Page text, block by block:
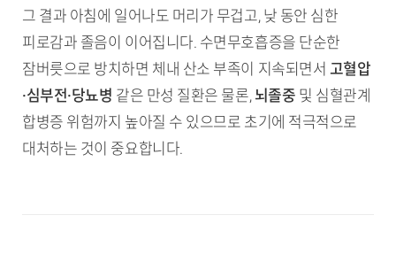
그 결과 아침에 일어나도 머리가 무겁고, 낮 동안 심한
피로감과 졸음이 이어집니다. 수면무호흡증을 단순한
잠버릇으로 방치하면 체내 산소 부족이 지속되면서 고혈압
·심부전·당뇨병 같은 만성 질환은 물론, 뇌졸중 및 심혈관계
합병증 위험까지 높아질 수 있으므로 초기에 적극적으로
대처하는 것이 중요합니다.